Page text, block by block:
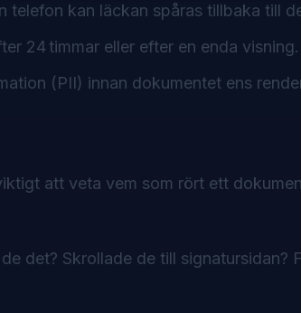
telefon kan läckan spåras tillbaka till
24 timmar eller efter en enda visning.
(PII) innan dokumentet ens
att veta vem som rört ett
det? Skrollade de till signatursidan?